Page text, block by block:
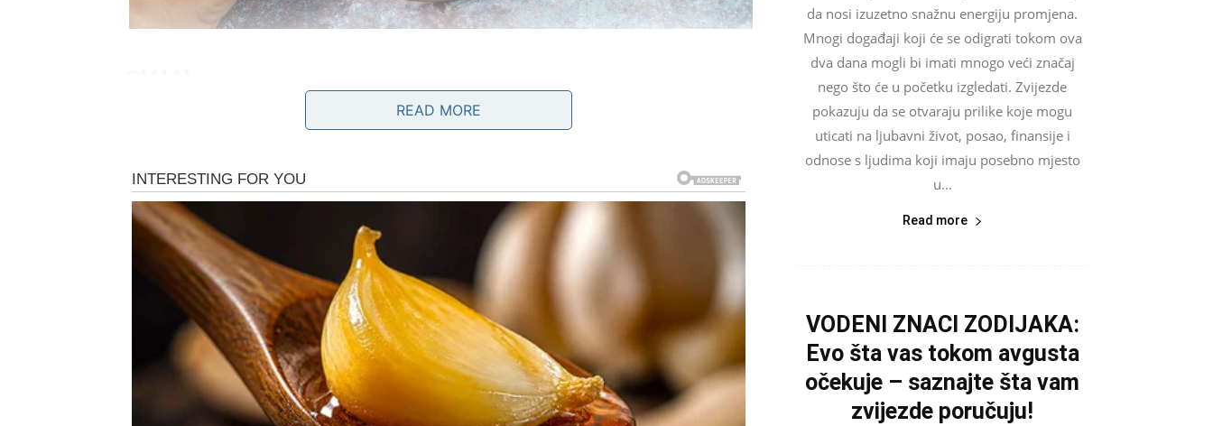
Ovnovima dolazi poslovna ili finansijska nagrada za sav trud koji su ulagali.
Jedna prilika sada vam vraća vjeru da se pošten rad uvijek isplati.
Sudbina vam konačno vraća uloženi trud
Pred vama su veoma važni trenuci.
Bikovima dolazi emotivna sreća i osjećaj sigurnosti.
Jedna osoba sada vam pokazuje koliko cijeni vašu dobrotu i pažnju.
READ MORE
da nosi izuzetno snažnu energiju promjena.
Mnogi događaji koji će se odigrati tokom ova
dva dana mogli bi imati mnogo veći značaj
nego što će u početku izgledati. Zvijezde
pokazuju da se otvaraju prilike koje mogu
uticati na ljubavni život, posao, finansije i
odnose s ljudima koji imaju posebno mjesto
u...
Read more
VODENI ZNACI ZODIJAKA:
Evo šta vas tokom avgusta
očekuje – saznajte šta vam
zvijezde poručuju!